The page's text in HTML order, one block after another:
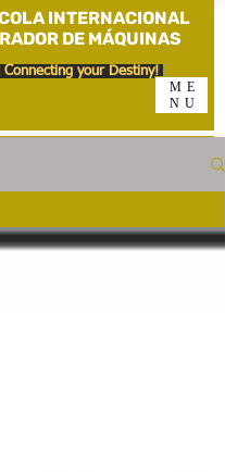
INTERNACIONAL
DE MÁQUINAS
Connecting your Destiny!
ME
NU